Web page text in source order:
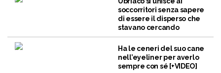
soccorritori senza sapere
di essere il disperso che
stavano cercando
Ha le ceneri del suo cane
nell’eyeliner per averlo
sempre con sé [+VIDEO]